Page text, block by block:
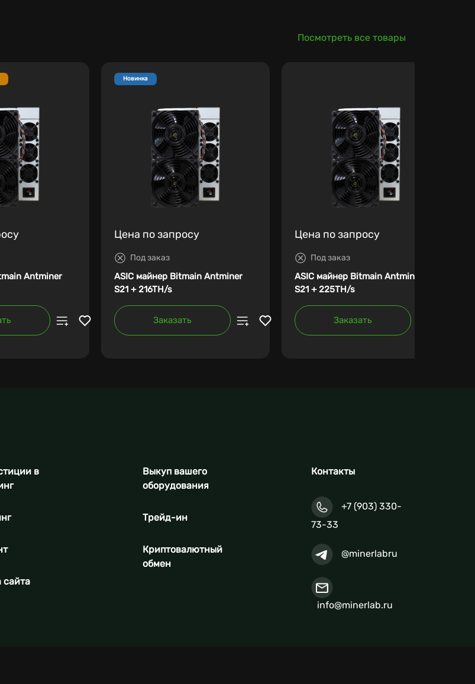
Посмотреть все товары
Antminer
Новинка
Цена по запросу
Под заказ
ASIC майнер Bitmain Antminer
S21 + 216TH/s
Заказать
Цена по запросу
Под заказ
ASIC майнер Bitmain Antminer
S21 + 225TH/s
Заказать
в
сайта
Выкуп вашего
оборудования
Трейд-ин
Криптовалютный
обмен
Контакты
+7 (903) 330-
73-33
@minerlabru
info@minerlab.ru